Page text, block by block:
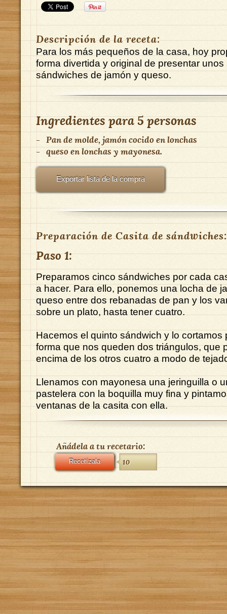
Descripción de la receta:
Para los más pequeños de la casa, hoy
forma divertida y original de presentar unos
sándwiches de jamón y queso.
Ingredientes para5 personas
- Pan de molde, jamón cocido en lonchas
- queso en lonchas y mayonesa.
Exportar lista de la compra
Preparación de Casita de sándwiches:
Paso 1:
Preparamos cinco sándwiches por cada
a hacer. Para ello, ponemos una locha de
queso entre dos rebanadas de pan y los
sobre un plato, hasta tener cuatro.
Hacemos el quinto sándwich y lo cortamos
forma que nos queden dos triángulos, que
encima de los otros cuatro a modo de
Llenamos con mayonesa una jeringuilla o
pastelera con la boquilla muy fina y
ventanas de la casita con ella.
Añádela a tu recetario:
Recetízala 10